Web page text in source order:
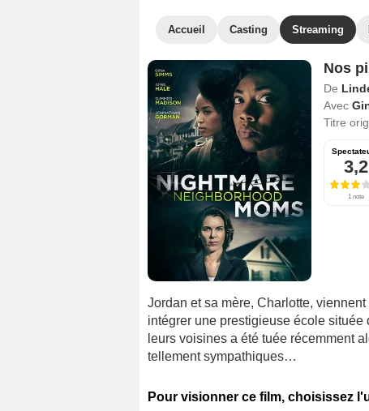
Accueil Casting Streaming
Nos
De
Avec
Titre
3,2
1 note
Jordan et sa mère, Charlotte,
intégrer une prestigieuse école située
leurs voisines a été tuée récemment
tellement sympathiques…
Pour visionner ce film, choisissez